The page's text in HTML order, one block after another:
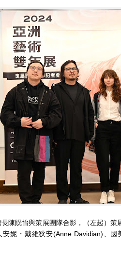
長陳貺怡與策展團隊合影，（左起）
安妮・戴維狄安(Anne Davidian)、